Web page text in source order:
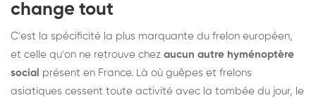
change tout
C'est la spécificité la plus marquante du frelon européen,
et celle qu'on ne retrouve chez aucun autre hyménoptère
social présent en France. Là où guêpes et frelons
asiatiques cessent toute activité avec la tombée du jour, le